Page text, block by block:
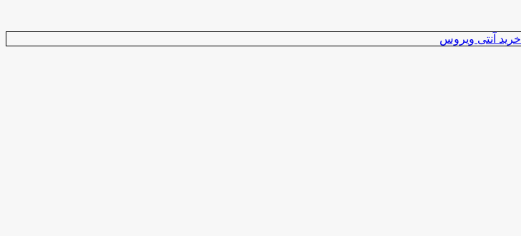
خرید آنتی ویروس